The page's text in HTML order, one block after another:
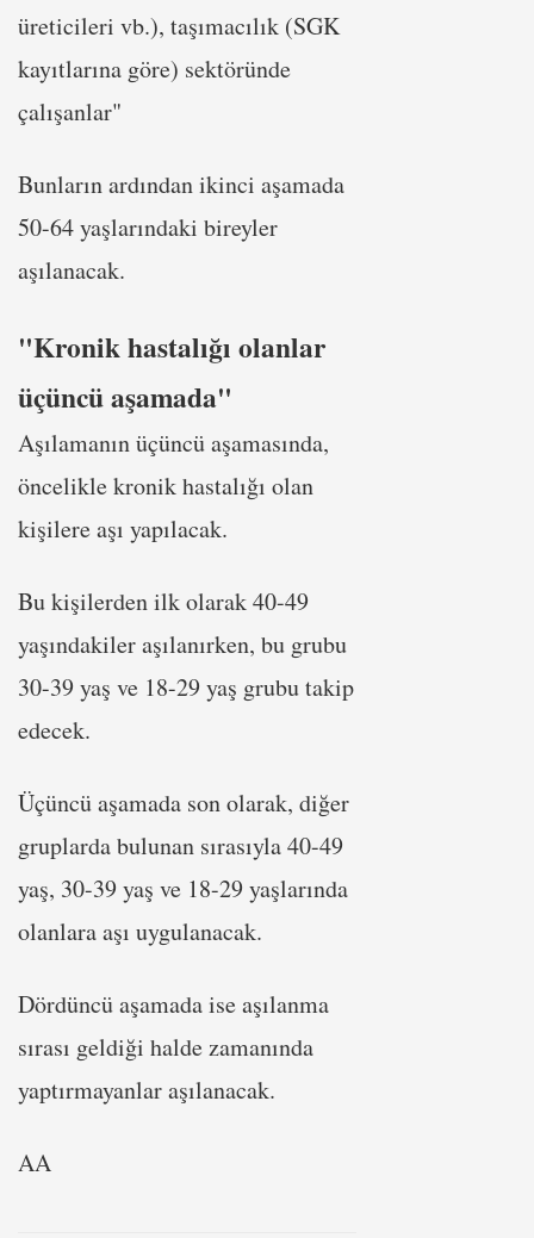
üreticileri vb.), taşımacılık (SGK
kayıtlarına göre) sektöründe
çalışanlar"
Bunların ardından ikinci aşamada
50-64 yaşlarındaki bireyler
aşılanacak.
"Kronik hastalığı olanlar
üçüncü aşamada"
Aşılamanın üçüncü aşamasında,
öncelikle kronik hastalığı olan
kişilere aşı yapılacak.
Bu kişilerden ilk olarak 40-49
yaşındakiler aşılanırken, bu grubu
30-39 yaş ve 18-29 yaş grubu takip
edecek.
Üçüncü aşamada son olarak, diğer
gruplarda bulunan sırasıyla 40-49
yaş, 30-39 yaş ve 18-29 yaşlarında
olanlara aşı uygulanacak.
Dördüncü aşamada ise aşılanma
sırası geldiği halde zamanında
yaptırmayanlar aşılanacak.
AA